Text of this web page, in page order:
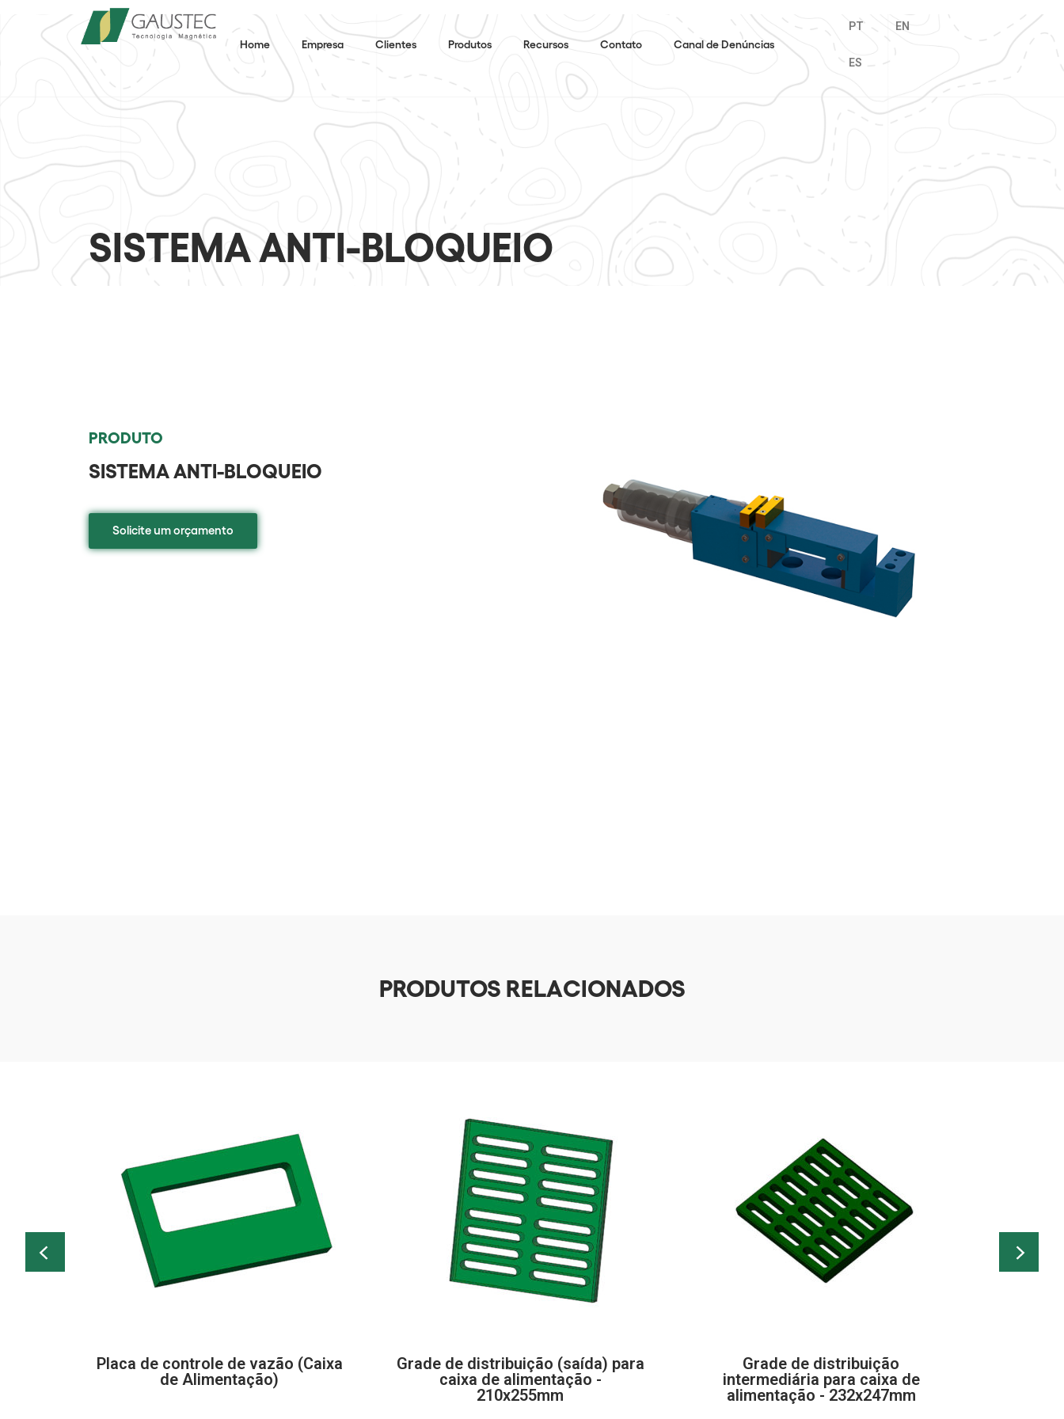
Home Empresa Clientes Produtos Recursos Contato Canal de Denúncias
PT EN
ES
SISTEMA ANTI-BLOQUEIO
PRODUTO
SISTEMA ANTI-BLOQUEIO
Solicite um orçamento
PRODUTOS RELACIONADOS
Placa de controle de vazão (Caixa
de Alimentação)
Grade de distribuição (saída) para
caixa de alimentação -
210x255mm
Grade de distribuição
intermediária para caixa de
alimentação - 232x247mm